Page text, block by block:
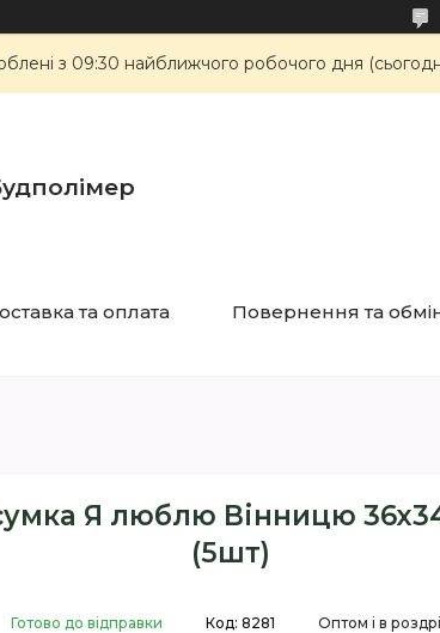
з 09:30 найближчого робочого дня
та оплата Повернення та
Я люблю Вінницю
(5шт)
Готово до відправки Оптом і в
Код: 8281